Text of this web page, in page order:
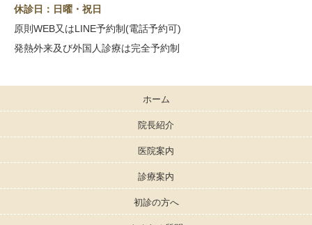
休診日：日曜・祝日
原則WEB又はLINE予約制(電話予約可)
発熱外来及び外国人診療は完全予約制
ホーム
院長紹介
医院案内
診療案内
初診の方へ